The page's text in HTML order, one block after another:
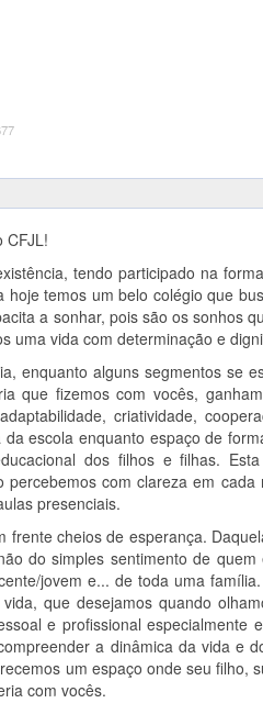
CFJL!
tendo participado na
temos um belo colégio que
a sonhar, pois são os sonhos
uma vida com determinação e
enquanto alguns segmentos se
que fizemos com vocês,
criatividade,
escola enquanto espaço de
dos filhos e filhas.
com clareza em
presenciais.
cheios de esperança.
do simples sentimento de
jovem e... de toda uma
que desejamos quando
e profissional
a dinâmica da vida e
um espaço onde seu filho,
com vocês.